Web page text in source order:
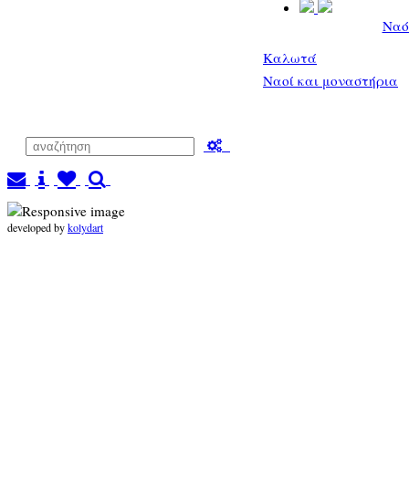
Καλωτά
Ναοί και μοναστήρια
developed bykolydart